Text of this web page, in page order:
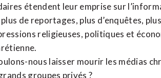
étendent leur emprise sur
de reportages, plus d’enquêtes,
religieuses, politiques et
nous laisser mourir les médias
groupes privés ?